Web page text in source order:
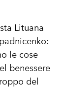
Lituana
le cose
benessere
del